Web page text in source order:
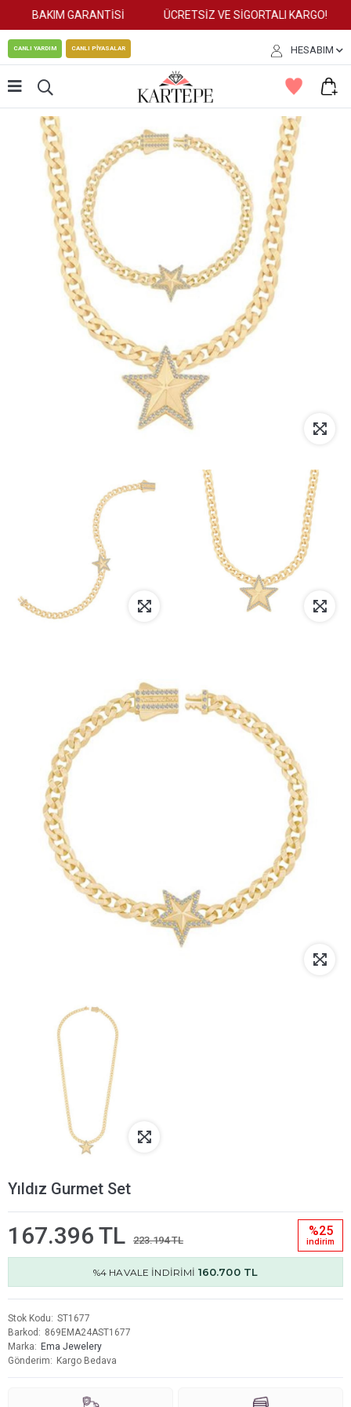
BAKIM GARANTİSİ ÜCRETSİZ VE SİGORTALI KARGO!
CANLI YARDIM CANLI PİYASALAR HESABIM
Yıldız Gurmet Set
167.396 TL 223.194 TL
%25
i̇ndi̇ri̇m
%4 HAVALE İNDİRİMİ 160.700 TL
Stok Kodu
ST1677
Barkod
869EMA24AST1677
Marka
Ema Jewelery
Gönderim
Kargo Bedava